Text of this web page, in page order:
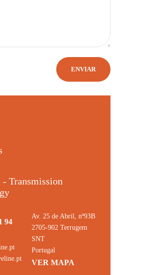
Transmission
94
Av. 25 de Abril, nº93B
2705-902 Terrugem
SNT
Portugal
VER MAPA